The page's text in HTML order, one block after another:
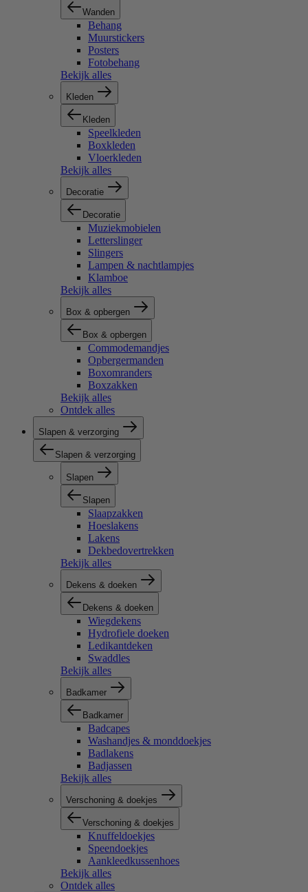
Wanden
Behang
Muurstickers
Posters
Fotobehang
Bekijk alles
Kleden
Kleden
Speelkleden
Boxkleden
Vloerkleden
Bekijk alles
Decoratie
Decoratie
Muziekmobielen
Letterslinger
Slingers
Lampen & nachtlampjes
Klamboe
Bekijk alles
Box & opbergen
Box & opbergen
Commodemandjes
Opbergermanden
Boxomranders
Boxzakken
Bekijk alles
Ontdek alles
Slapen & verzorging
Slapen & verzorging
Slapen
Slapen
Slaapzakken
Hoeslakens
Lakens
Dekbedovertrekken
Bekijk alles
Dekens & doeken
Dekens & doeken
Wiegdekens
Hydrofiele doeken
Ledikantdeken
Swaddles
Bekijk alles
Badkamer
Badkamer
Badcapes
Washandjes & monddoekjes
Badlakens
Badjassen
Bekijk alles
Verschoning & doekjes
Verschoning & doekjes
Knuffeldoekjes
Speendoekjes
Aankleedkussenhoes
Bekijk alles
Ontdek alles